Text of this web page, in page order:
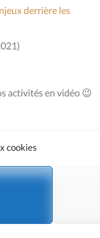
cookies
derrière les
activités en vidéo 😉